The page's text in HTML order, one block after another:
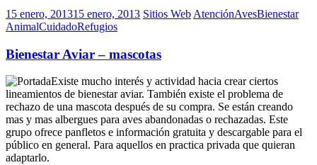
15 enero, 201315 enero, 2013 Sitios Web AtenciónAvesBienestar
AnimalCuidadoRefugios
Bienestar Aviar – mascotas
Existe mucho interés y actividad hacia crear ciertos
lineamientos de bienestar aviar. También existe el problema de
rechazo de una mascota después de su compra. Se están creando
mas y mas albergues para aves abandonadas o rechazadas. Este
grupo ofrece panfletos e información gratuita y descargable para el
público en general. Para aquellos en practica privada que quieran
adaptarlo.